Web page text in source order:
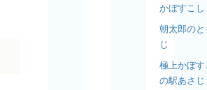
かぼすこ
朝太郎の
じ
極上かぼ
の駅あさじ